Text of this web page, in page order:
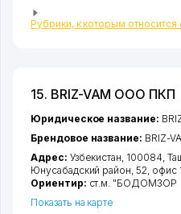
Рубрики, к которым относится
15. BRIZ-VAM ООО ПКП
Юридическое название:
Брендовое название: BRIZ-
Адрес: Узбекистан, 100084,
Юнусабадский район , 52, офис
Ориентир: ст.м. "БОДОМЗОР
Показать на карте